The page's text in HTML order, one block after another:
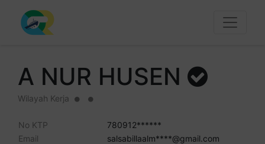
A NUR HUSEN
Wilayah Kerja
No KTP
780912******
Email
salsabillaalm****@gmail.com